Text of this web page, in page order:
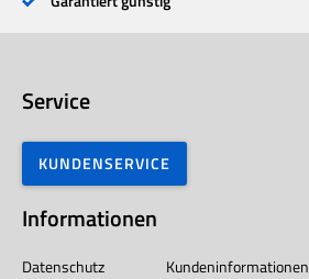
Service
KUNDENSERVICE
Informationen
Datenschutz
Kundeninformationen